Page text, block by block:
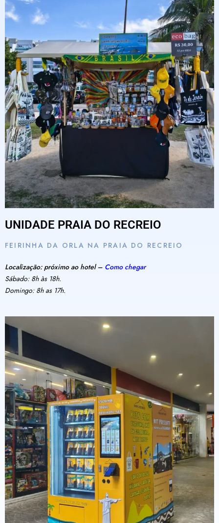
UNIDADE PRAIA DO RECREIO
FEIRINHA DA ORLA NA PRAIA DO RECREIO
Localização: próximo ao hotel – Como chegar
Sábado: 8h às 18h.
Domingo: 8h as 17h.